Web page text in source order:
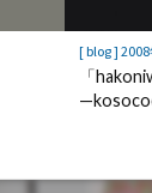
[ blog ]
「